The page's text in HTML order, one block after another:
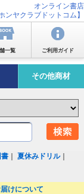
オンライン書店
ホンヤクラブドットコム】
一覧 ご利用ガイド
その他商材
｜夏休みドリル｜
けについて